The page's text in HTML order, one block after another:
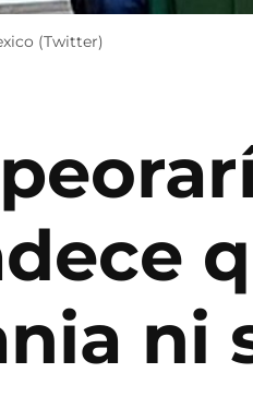
(Twitter)
ni